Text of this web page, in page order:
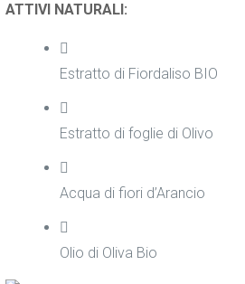
ATTIVI NATURALI:
Estratto di Fiordaliso BIO
Estratto di foglie di Olivo
Acqua di fiori d’Arancio
Olio di Oliva Bio